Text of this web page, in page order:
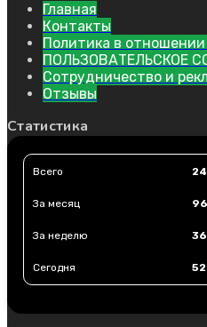
Главная
Контакты
Политика в
ПОЛЬЗОВАТЕЛЬСКОЕ
Сотрудничество и
Отзывы
Статистика
Всего
За месяц
За неделю
Сегодня